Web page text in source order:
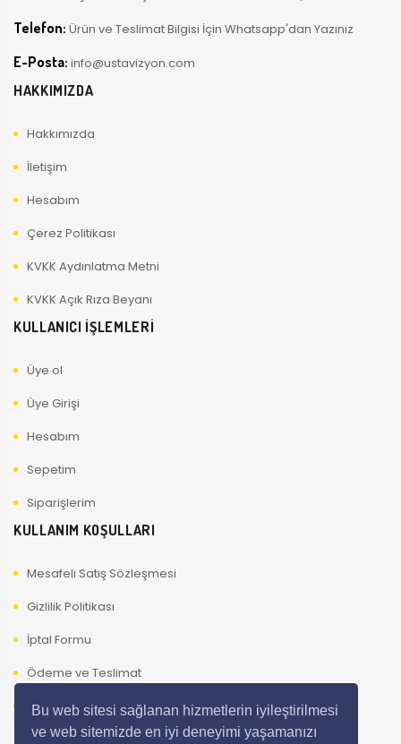
Bu web sitesi sağlanan hizmetlerin iyileştirilmesi
ve web sitemizde en iyi deneyimi yaşamanızı
Telefon: Ürün ve Teslimat Bilgisi İçin Whatsapp'dan Yazınız
E-Posta: info@ustavizyon.com
HAKKIMIZDA
Hakkımızda
İletişim
Hesabım
Çerez Politikası
KVKK Aydınlatma Metni
KVKK Açık Rıza Beyanı
KULLANICI İŞLEMLERİ
Üye ol
Üye Girişi
Hesabım
Sepetim
Siparişlerim
KULLANIM KOŞULLARI
Mesafeli Satış Sözleşmesi
Gizlilik Politikası
İptal Formu
Ödeme ve Teslimat
Kullanıcı Güvenliği